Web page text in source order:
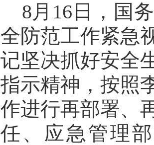
8月 16 日，国
全防范工作紧急
记坚决抓好安全
指示精神，按照
作进行再部署、
任、应急管理